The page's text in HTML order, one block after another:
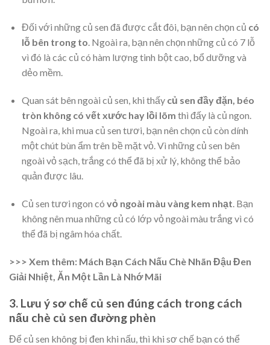
Đối với những củ sen đã được cắt đôi, bạn nên chọn củ có
lỗ bên trong to. Ngoài ra, bạn nên chọn những củ có 7 lỗ
vì đó là các củ có hàm lượng tinh bột cao, bổ dưỡng và
dẻo mềm.
Quan sát bên ngoài củ sen, khi thấy củ sen đầy đặn, béo
tròn không có vết xước hay lồi lõm thì đấy là củ ngon.
Ngoài ra, khi mua củ sen tươi, bạn nên chọn củ còn dính
một chút bùn ẩm trên bề mặt vỏ. Vì những củ sen bên
ngoài vỏ sạch, trắng có thể đã bị xử lý, không thể bảo
quản được lâu.
Củ sen tươi ngon có vỏ ngoài màu vàng kem nhạt . Bạn
không nên mua những củ có lớp vỏ ngoài màu trắng vì có
thể đã bị ngâm hóa chất.
>>> Xem thêm: Mách Bạn Cách Nấu Chè Nhãn Đậu Đen
Giải Nhiệt, Ăn Một Lần Là Nhớ Mãi
3. Lưu ý sơ chế củ sen đúng cách trong cách
nấu chè củ sen đường phèn
Để củ sen không bị đen khi nấu, thì khi sơ chế bạn có thể